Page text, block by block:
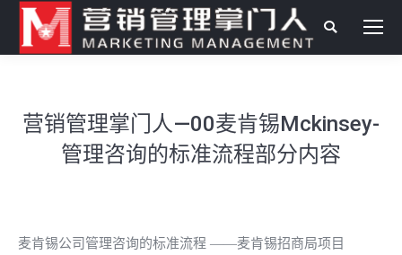
搜
索：
营销管理掌门人—00麦肯锡Mckinsey-
管理咨询的标准流程部分内容
麦肯锡公司管理咨询的标准流程 ——麦肯锡招商局项目